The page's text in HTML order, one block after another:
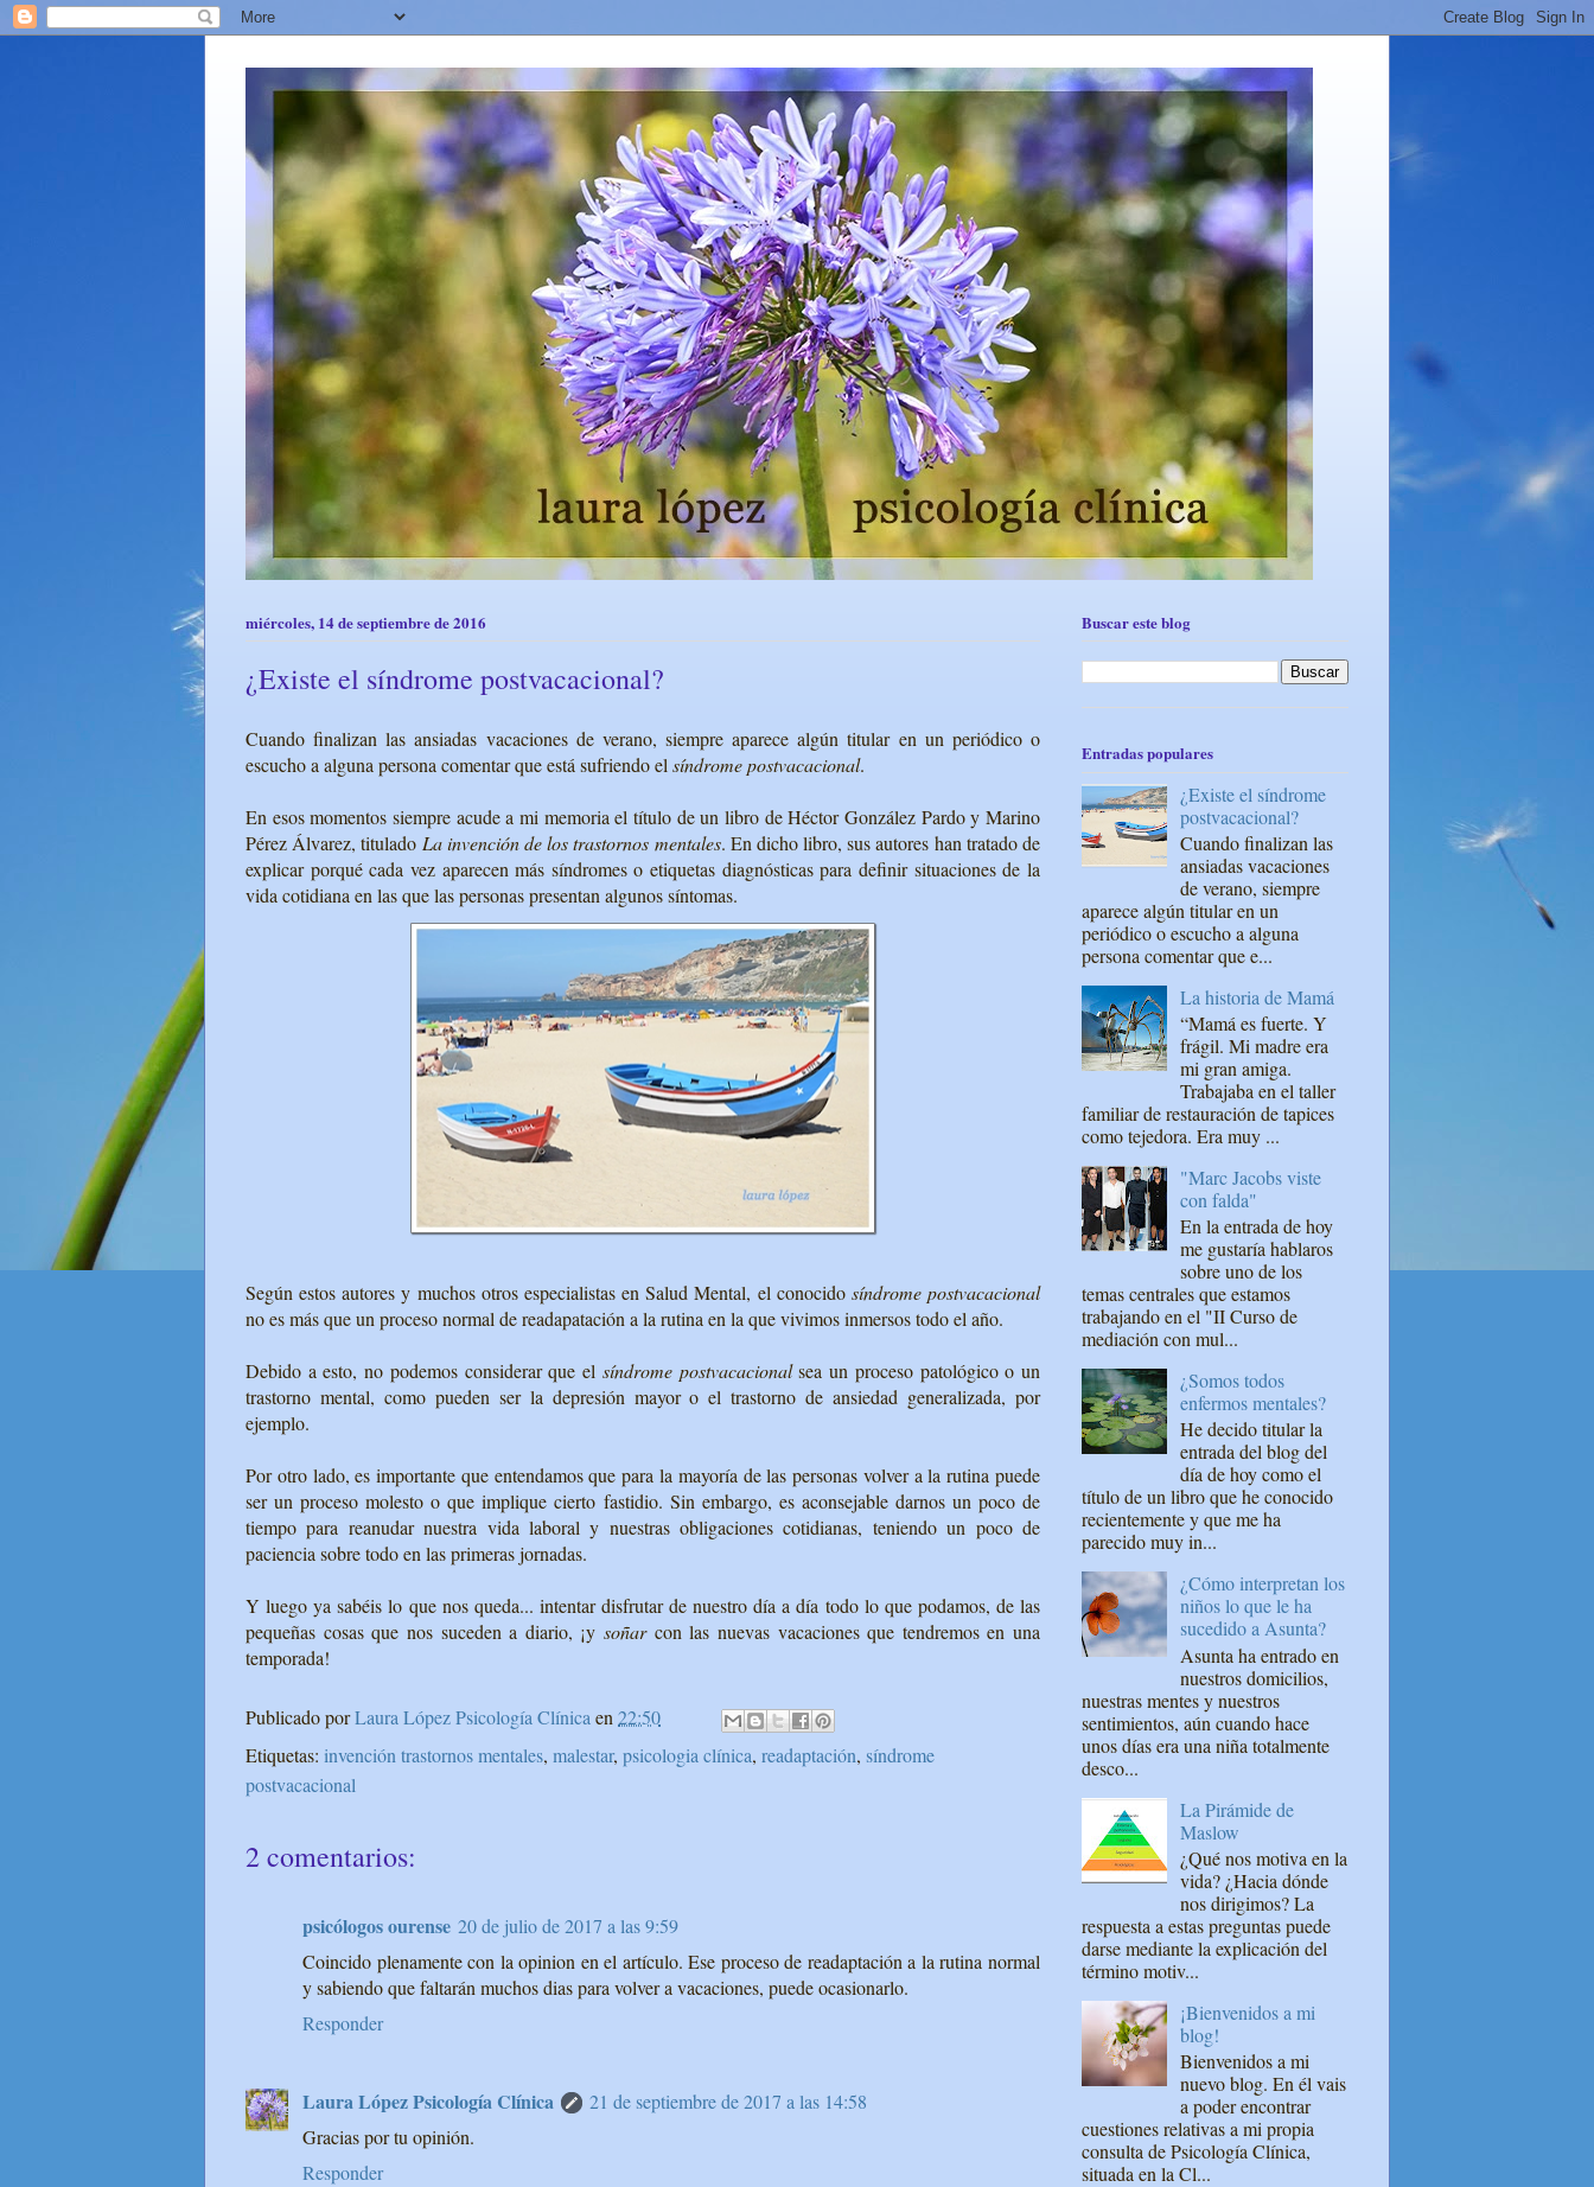
miércoles, 14 de septiembre de 2016
¿Existe el síndrome postvacacional?
Cuando finalizan las ansiadas vacaciones de verano, siempre aparece algún titular en un periódico o
escucho a alguna persona comentar que está sufriendo elsíndrome postvacacional.
En esos momentos siempre acude a mi memoria el título de un libro de Héctor González Pardo y Marino
Pérez Álvarez, titulado La invención de los trastornos mentales. En dicho libro, sus autores han tratado de
explicar porqué cada vez aparecen más síndromes o etiquetas diagnósticas para definir situaciones de la
vida cotidiana en las que las personas presentan algunos síntomas.
Según estos autores y muchos otros especialistas en Salud Mental, el conocido síndrome postvacacional
no es más que un proceso normal de readapatación a la rutina en la que vivimos inmersos todo el año.
Debido a esto, no podemos considerar que el síndrome postvacacionalsea un proceso patológico o un
trastorno mental, como pueden ser la depresión mayor o el trastorno de ansiedad generalizada, por
ejemplo.
Por otro lado, es importante que entendamos que para la mayoría de las personas volver a la rutina puede
ser un proceso molesto o que implique cierto fastidio. Sin embargo, es aconsejable darnos un poco de
tiempo para reanudar nuestra vida laboral y nuestras obligaciones cotidianas, teniendo un poco de
paciencia sobre todo en las primeras jornadas.
Y luego ya sabéis lo que nos queda... intentar disfrutar de nuestro día a día todo lo que podamos, de las
pequeñas cosas que nos suceden a diario, ¡y soñarcon las nuevas vacaciones que tendremos en una
temporada!
Publicado porLaura López Psicología Clínica en 22:50
Etiquetas: invención trastornos mentales, malestar, psicologia clínica, readaptación, síndrome
postvacacional
2 comentarios:
psicólogos ourense 20 de julio de 2017 a las 9:59
Coincido plenamente con la opinion en el artículo. Ese proceso de readaptación a la rutina normal
y sabiendo que faltarán muchos dias para volver a vacaciones, puede ocasionarlo.
Responder
Laura López Psicología Clínica
21 de septiembre de 2017 a las 14:58
Gracias por tu opinión.
Responder
Buscar este blog
Entradas populares
¿Existe el síndrome
postvacacional?
Cuando finalizan las
ansiadas vacaciones
de verano, siempre
aparece algún titular en un
periódico o escucho a alguna
persona comentar que e...
La historia de Mamá
“Mamá es fuerte. Y
frágil. Mi madre era
mi gran amiga.
Trabajaba en el taller
familiar de restauración de tapices
como tejedora. Era muy ...
"Marc Jacobs viste
con falda"
En la entrada de hoy
me gustaría hablaros
sobre uno de los
temas centrales que estamos
trabajando en el "II Curso de
mediación con mul...
¿Somos todos
enfermos mentales?
He decido titular la
entrada del blog del
día de hoy como el
título de un libro que he conocido
recientemente y que me ha
parecido muy in...
¿Cómo interpretan los
niños lo que le ha
sucedido a Asunta?
Asunta ha entrado en
nuestros domicilios,
nuestras mentes y nuestros
sentimientos, aún cuando hace
unos días era una niña totalmente
desco...
La Pirámide de
Maslow
¿Qué nos motiva en la
vida? ¿Hacia dónde
nos dirigimos? La
respuesta a estas preguntas puede
darse mediante la explicación del
término motiv...
¡Bienvenidos a mi
blog!
Bienvenidos a mi
nuevo blog. En él vais
a poder encontrar
cuestiones relativas a mi propia
consulta de Psicología Clínica,
situada en la Cl...